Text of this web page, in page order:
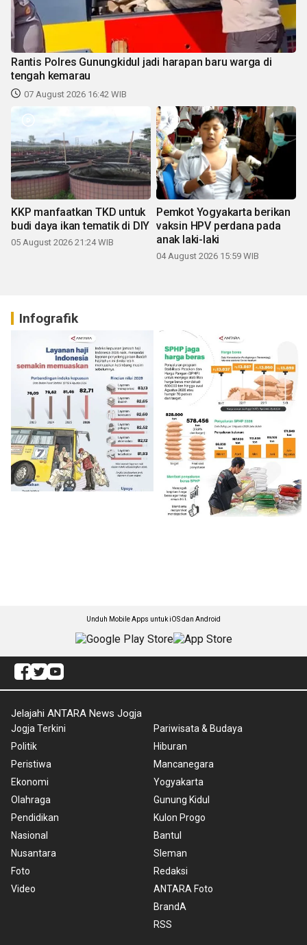
Rantis Polres Gunungkidul jadi harapan baru warga di
tengah kemarau
07 August 2026 16:42 WIB
KKP manfaatkan TKD untuk
budi daya ikan tematik di DIY
05 August 2026 21:24 WIB
Pemkot Yogyakarta berikan
vaksin HPV perdana pada
anak laki-laki
04 August 2026 15:59 WIB
Infografik
Unduh Mobile Apps untuk iOS dan Android
Jelajahi ANTARA News Jogja
Jogja Terkini
Politik
Peristiwa
Ekonomi
Olahraga
Pendidikan
Nasional
Nusantara
Foto
Video
Pariwisata & Budaya
Hiburan
Mancanegara
Yogyakarta
Gunung Kidul
Kulon Progo
Bantul
Sleman
Redaksi
ANTARA Foto
BrandA
RSS